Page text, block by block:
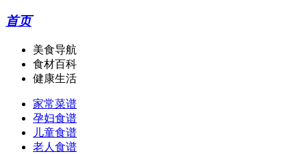
首页
美食导航
食材百科
健康生活
家常菜谱
孕妇食谱
儿童食谱
老人食谱